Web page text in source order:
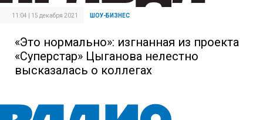
11:04 | 15 декабря 2021 ШОУ-БИЗНЕС
«Это нормально»: изгнанная из проекта
«Суперстар» Цыганова нелестно
высказалась о коллегах